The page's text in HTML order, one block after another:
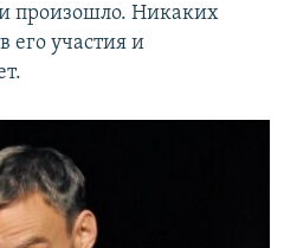
произошло. Никаких
его участия и